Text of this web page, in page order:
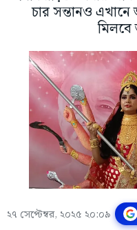
চার সন্তানও
মিলবে
২৭ সেপ্টেম্বর, ২০২৫ ২০:০৯